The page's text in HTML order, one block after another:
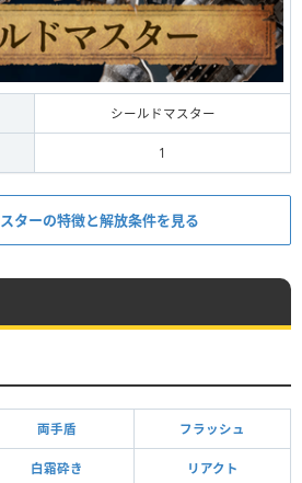
シールドマスター
1
ターの特徴と解放条件を見る
両手盾 フラッシュ
白霜砕き リアクト